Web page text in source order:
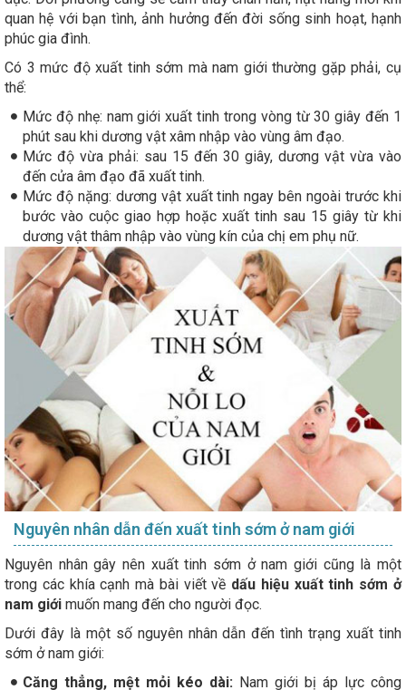
quan hệ với bạn tình, ảnh hưởng đến đời sống sinh hoạt, hạnh
phúc gia đình.
Có 3 mức độ xuất tinh sớm mà nam giới thường gặp phải, cụ
thể:
Mức độ nhẹ: nam giới xuất tinh trong vòng từ 30 giây đến 1
phút sau khi dương vật xâm nhập vào vùng âm đạo.
Mức độ vừa phải: sau 15 đến 30 giây, dương vật vừa vào
đến cửa âm đạo đã xuất tinh.
Mức độ nặng: dương vật xuất tinh ngay bên ngoài trước khi
bước vào cuộc giao hợp hoặc xuất tinh sau 15 giây từ khi
dương vật thâm nhập vào vùng kín của chị em phụ nữ.
Nguyên nhân dẫn đến xuất tinh sớm ở nam giới
Nguyên nhân gây nên xuất tinh sớm ở nam giới cũng là một
trong các khía cạnh mà bài viết về dấu hiệu xuất tinh sớm ở
nam giới muốn mang đến cho người đọc.
Dưới đây là một số nguyên nhân dẫn đến tình trạng xuất tinh
sớm ở nam giới:
Căng thẳng, mệt mỏi kéo dài: Nam giới bị áp lực công